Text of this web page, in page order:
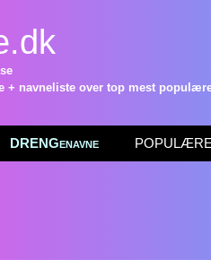
+ navneliste over top mest
DRENGenavne POPULÆRE